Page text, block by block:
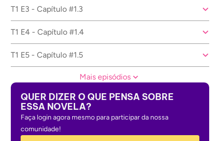
T1 E3 - Capítulo #1.3
T1 E4 - Capítulo #1.4
T1 E5 - Capítulo #1.5
Mais episódios
QUER DIZER O QUE PENSA SOBRE
ESSA NOVELA?
Faça login agora mesmo para participar da nossa
comunidade!